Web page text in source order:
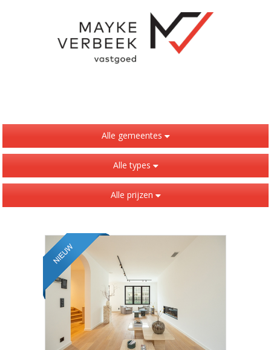
Alle gemeentes
Alle types
Alle prijzen